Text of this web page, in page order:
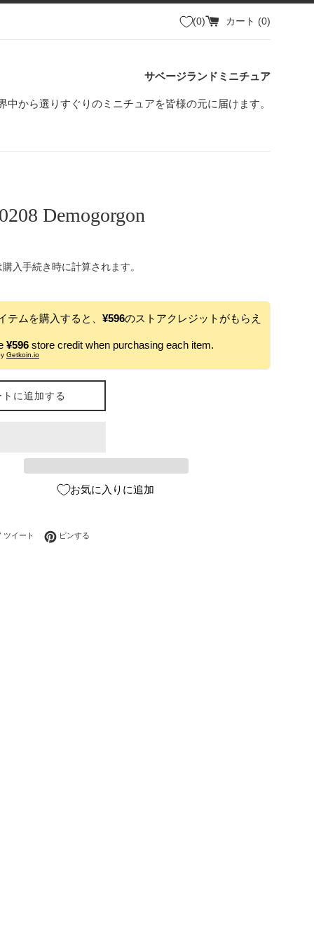
0 カート (0)
サベージランドミニチュア
中から選りすぐりのミニチュアを皆様の元に届けます。
Demogorgon
購入手続き時に計算されます。
テムを購入すると、 ¥596のストアクレジットがもらえ
¥596 store credit when purchasing each item.
Getkoin.io
に追加する
お気に入りに追加
でシェアする
ツイート Twitterに投稿する
ピンする